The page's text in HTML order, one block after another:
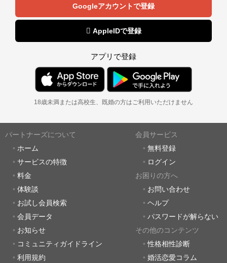
Googleアカウントで登録
 AppleIDで登録
アプリで登録
18歳未満または高校生、既婚の方はご利用いただけません
パートナーズについて
ホーム
サービスの特徴
料金
体験談
お試し会員検索
会員データ
お知らせ
コミュニティガイドライン
利用規約
会員サービス
無料登録
ログイン
お困りの方へ
お問い合わせ
ヘルプ
パスワードが解らない
その他のコンテンツ
性格相性診断
婚活恋愛コラム